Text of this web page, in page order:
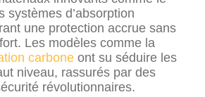
systèmes d’absorption
une protection accrue sans
Les modèles comme la
carbone ont su séduire les
niveau, rassurés par des
révolutionnaires.